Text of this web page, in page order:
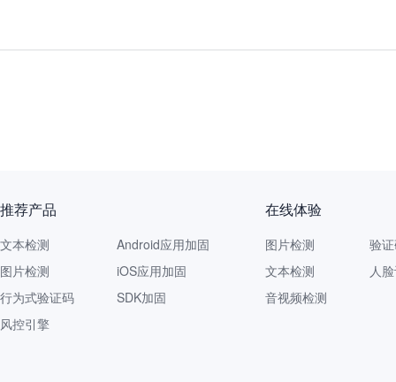
推荐产品
文本检测
图片检测
行为式验证码
风控引擎
Android应用加固
iOS应用加固
SDK加固
在线体验
图片检测
文本检测
音视频检测
验
人